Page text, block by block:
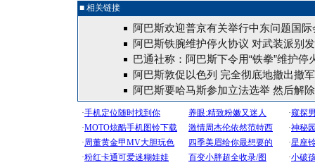
■ 相关链接
阿巴斯欢迎普京有关举行中东问题国
阿巴斯铁腕维护停火协议 对武装派别
巴通社称：阿巴斯下令用“铁拳”维护停
阿巴斯敦促以色列 完全彻底地撤出撤
阿巴斯要哈马斯参加立法选举 然后解